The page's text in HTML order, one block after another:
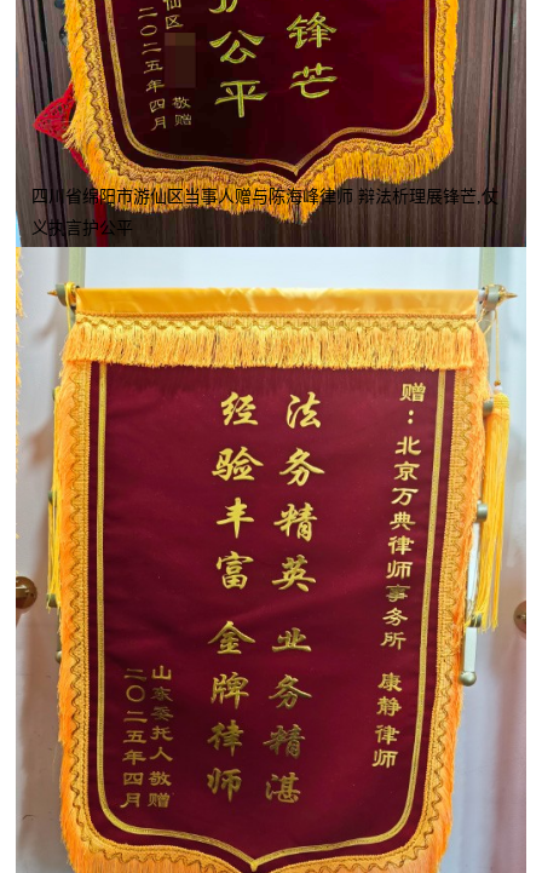
四川省绵阳市游仙区当事人赠与陈海峰律师 辩法析理展锋芒,仗
义执言护公平